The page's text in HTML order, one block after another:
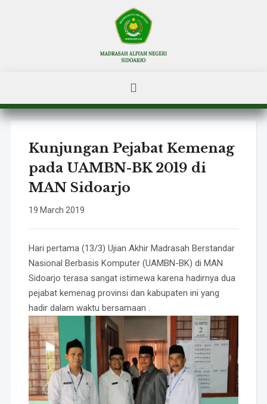
Kunjungan Pejabat Kemenag
pada UAMBN-BK 2019 di
MAN Sidoarjo
19 March 2019
Hari pertama (13/3) Ujian Akhir Madrasah Berstandar
Nasional Berbasis Komputer (UAMBN-BK) di MAN
Sidoarjo terasa sangat istimewa karena hadirnya dua
pejabat kemenag provinsi dan kabupaten ini yang
hadir dalam waktu bersamaan .